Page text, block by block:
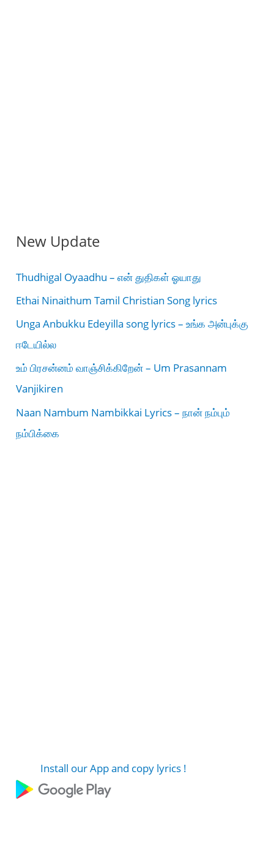
New Update
Thudhigal Oyaadhu – என் துதிகள் ஓயாது
Ethai Ninaithum Tamil Christian Song lyrics
Unga Anbukku Edeyilla song lyrics – உங்க அன்புக்கு
ஈடேயில்ல
உம் பிரசன்னம் வாஞ்சிக்கிறேன் – Um Prasannam
Vanjikiren
Naan Nambum Nambikkai Lyrics – நான் நம்பும்
நம்பிக்கை
Install our App and copy lyrics !